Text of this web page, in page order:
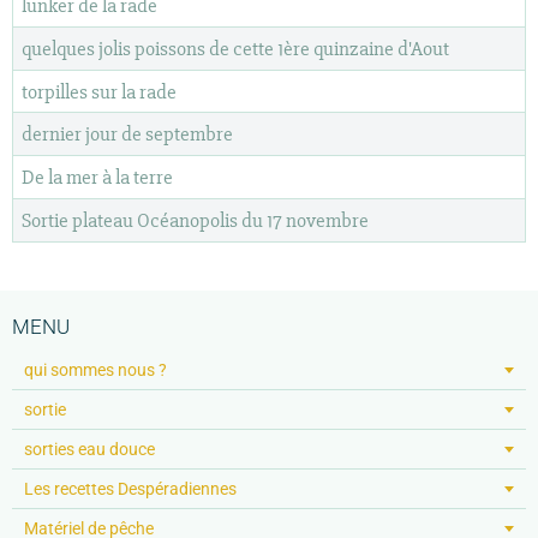
quelques jolis poissons de cette 1ère quinzaine d'Aout
torpilles sur la rade
dernier jour de septembre
De la mer à la terre
Sortie plateau Océanopolis du 17 novembre
MENU
qui sommes nous ?
sortie
sorties eau douce
Les recettes Despéradiennes
Matériel de pêche